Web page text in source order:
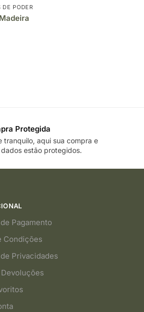
DE PODER
Protegida
tranquilo, aqui sua compra e
dados estão protegidos.
Pagamento
Condições
Privacidades